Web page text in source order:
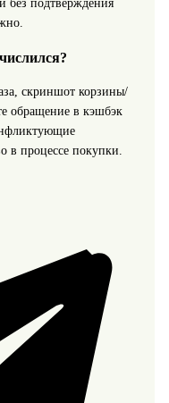
без подтверждения
скриншот корзины/
обращение в кэшбэк
в процессе покупки.